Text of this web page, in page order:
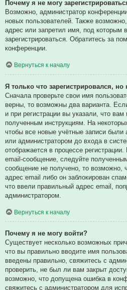
Почему я не могу
Возможно, администратор
новых пользователей. Также
адрес или запретил имя, под которым
зарегистрироваться. Обратитесь за
конференции.
Вернуться к началу
Я только что зарегистрировался, но
Сначала проверьте свои имя
верны, то возможны два варианта.
и при регистрации вы указали, что
полученным инструкциям. На
чтобы все новые учётные записи были
или администратором до входа в
отображается в процессе
email-сообщение, следуйте
сообщение не получено, то возможно,
адрес email либо он заблокирован
что ввели правильный адрес email,
администратором.
Вернуться к началу
Почему я не могу войти?
Существует несколько возможных
что вы правильно вводите имя
введены правильно, свяжитесь с
проверить, не был ли вам закрыт
возможно, что допущена ошибка в
свяжитесь с администратором для